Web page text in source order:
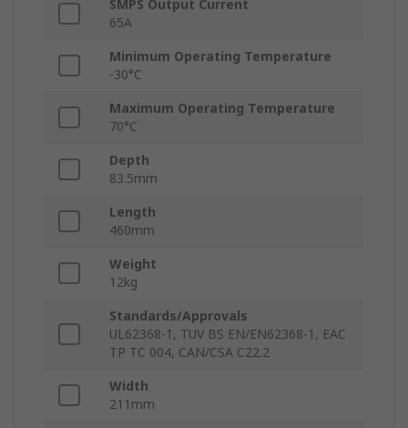
SMPS Output Current
65A
Minimum Operating Temperature
-30°C
Maximum Operating Temperature
70°C
Depth
83.5mm
Length
460mm
Weight
12kg
Standards/Approvals
UL62368-1, TUV BS EN/EN62368-1, EAC
TP TC 004, CAN/CSA C22.2
Width
211mm